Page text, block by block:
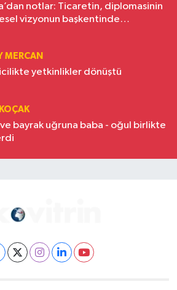
notlar: Ticaretin, diplomasinin
vizyonun başkentinde
MERCAN
yetkinlikler dönüştü
bayrak uğruna baba - oğul birlikte